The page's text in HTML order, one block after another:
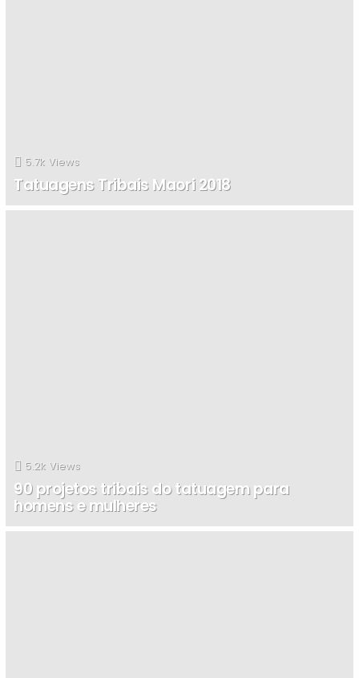
5.7k Views
Tatuagens Tribais Maori 2018
5.2k Views
90 projetos tribais do tatuagem para
homens e mulheres